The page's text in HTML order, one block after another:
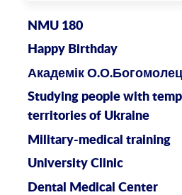
NMU 180
Happy Birthday
Академік
Studying people with
territories of Ukraine
Military-medical training
University Clinic
Dental Medical Center